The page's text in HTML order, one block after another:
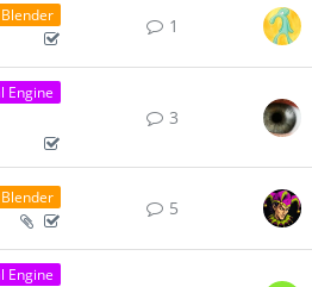
Blender 1
Engine
3
Blender 5
Engine